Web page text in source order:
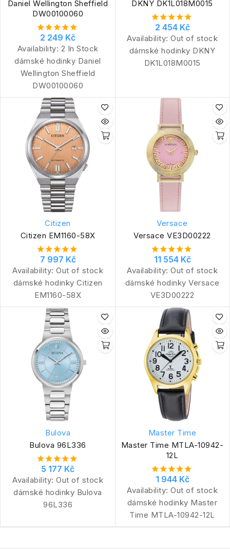
Daniel Wellington Sheffield
DW00100060
2 249 Kč
Availability: 2 In Stock
dámské hodinky Daniel
Wellington Sheffield
DW00100060
DKNY DK1L018M0015
2 454 Kč
Availability: Out of stock
dámské hodinky DKNY
DK1L018M0015
Citizen
Citizen EM1160-58X
7 997 Kč
Availability: Out of stock
dámské hodinky Citizen
EM1160-58X
Versace
Versace VE3D00222
11 554 Kč
Availability: Out of stock
dámské hodinky Versace
VE3D00222
Bulova
Bulova 96L336
5 177 Kč
Availability: Out of stock
dámské hodinky Bulova
96L336
Master Time
Master Time MTLA-10942-
12L
1 944 Kč
Availability: Out of stock
dámské hodinky Master
Time MTLA-10942-12L